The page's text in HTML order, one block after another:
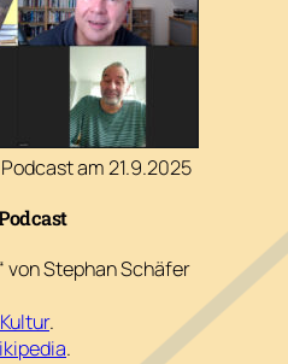
am 21.9.2025
von Stephan Schäfer
.
.